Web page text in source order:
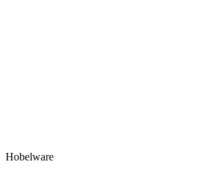
Hobelware